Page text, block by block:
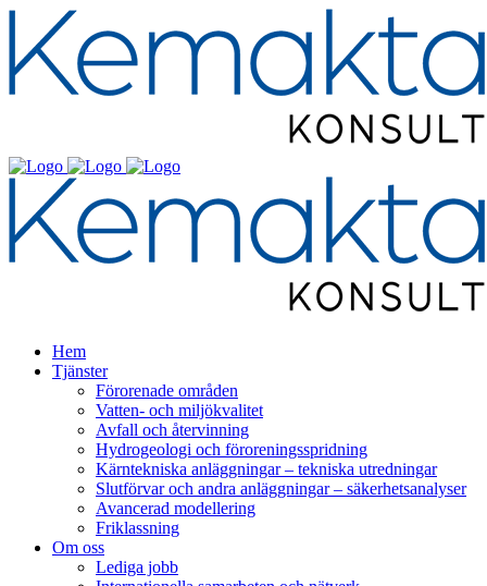
Hem
Tjänster
Förorenade områden
Vatten- och miljökvalitet
Avfall och återvinning
Hydrogeologi och föroreningsspridning
Kärntekniska anläggningar – tekniska utredningar
Slutförvar och andra anläggningar – säkerhetsanalyser
Avancerad modellering
Friklassning
Om oss
Lediga jobb